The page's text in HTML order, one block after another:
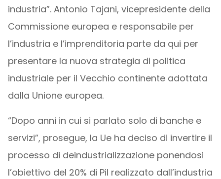
industria”. Antonio Tajani, vicepresidente della
Commissione europea e responsabile per
l’industria e l’imprenditoria parte da qui per
presentare la nuova strategia di politica
industriale per il Vecchio continente adottata
dalla Unione europea.
“Dopo anni in cui si parlato solo di banche e
servizi”, prosegue, la Ue ha deciso di invertire il
processo di deindustrializzazione ponendosi
l’obiettivo del 20% di Pil realizzato dall’industria